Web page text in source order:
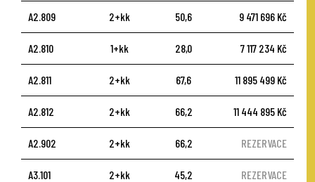
A2.809 2+kk 50,6 9 471 696 Kč
A2.810 1+kk 28,0 7 117 234 Kč
A2.811 2+kk 67,6 11 895 499 Kč
A2.812 2+kk 66,2 11 444 895 Kč
A2.902 2+kk 66,2 REZERVACE
A3.101 2+kk 45,2 REZERVACE